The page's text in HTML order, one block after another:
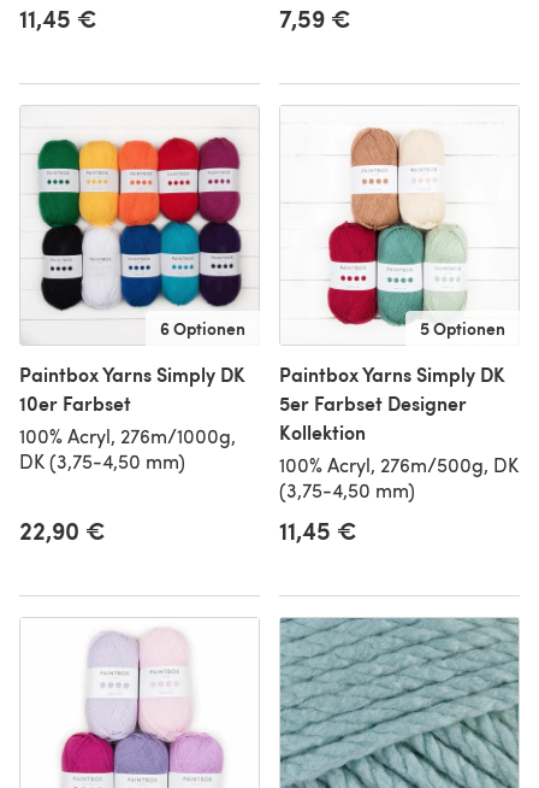
11,45 € 7,59 €
6 Optionen
Paintbox Yarns Simply DK
10er Farbset
100% Acryl, 276m/1000g,
DK (3,75-4,50 mm)
22,90 €
5 Optionen
Paintbox Yarns Simply DK
5er Farbset Designer
Kollektion
100% Acryl, 276m/500g, DK
(3,75-4,50 mm)
11,45 €